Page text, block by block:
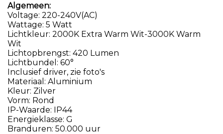
Algemeen:
Voltage: 220-240V(AC)
Wattage: 5 Watt
Lichtkleur: 2000K Extra Warm Wit-3000K Warm
Wit
Lichtopbrengst: 420 Lumen
Lichtbundel: 60°
Inclusief driver, zie foto's
Materiaal: Aluminium
Kleur: Zilver
Vorm: Rond
IP-Waarde: IP44
Energieklasse: G
Branduren: 50.000 uur